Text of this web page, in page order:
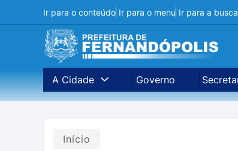
Ir para o conteúdo Ir para o menu Ir para a busca
A Cidade Governo
Início